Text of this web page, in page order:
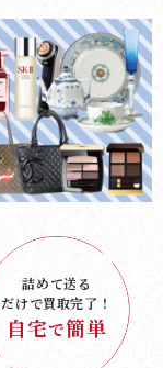
詰めて送る
だけで買取完了！
自宅で簡単